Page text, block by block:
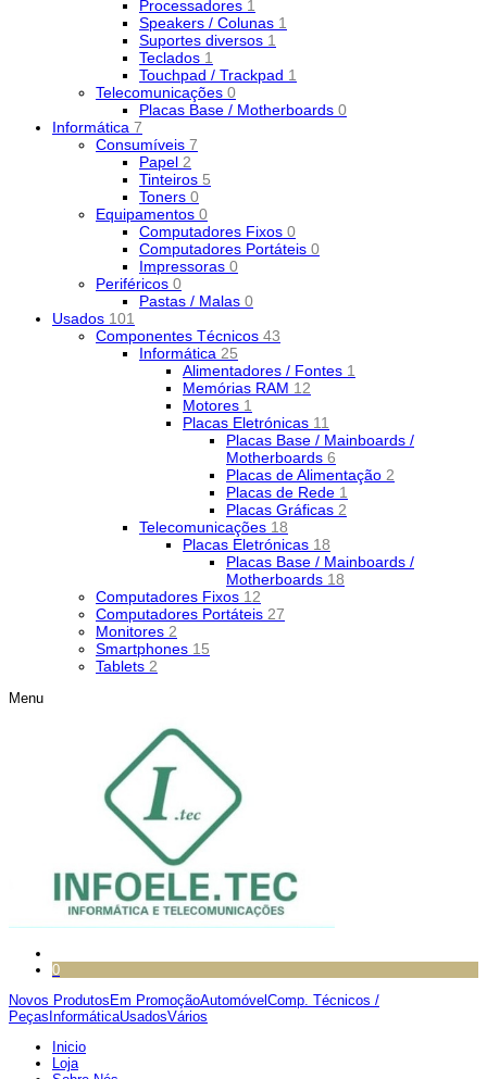
Processadores 1
Speakers / Colunas 1
Suportes diversos 1
Teclados 1
Touchpad / Trackpad 1
Telecomunicações 0
Placas Base / Motherboards 0
Informática 7
Consumíveis 7
Papel 2
Tinteiros 5
Toners 0
Equipamentos 0
Computadores Fixos 0
Computadores Portáteis 0
Impressoras 0
Periféricos 0
Pastas / Malas 0
Usados 101
Componentes Técnicos 43
Informática 25
Alimentadores / Fontes 1
Memórias RAM 12
Motores 1
Placas Eletrónicas 11
Placas Base / Mainboards /
Motherboards 6
Placas de Alimentação 2
Placas de Rede 1
Placas Gráficas 2
Telecomunicações 18
Placas Eletrónicas 18
Placas Base / Mainboards /
Motherboards 18
Computadores Fixos 12
Computadores Portáteis 27
Monitores 2
Smartphones 15
Tablets 2
Menu
0
Novos Produtos Em PromoçãoAutomóvel Comp. Técnicos /
Peças InformáticaUsadosVários
Inicio
Loja